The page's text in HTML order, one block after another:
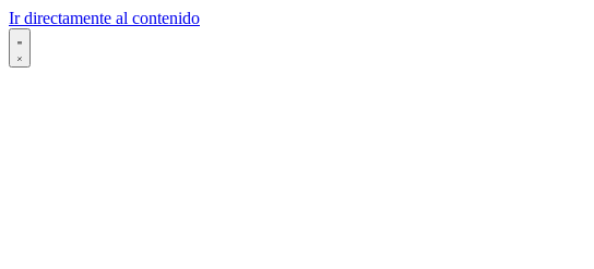
Ir directamente al contenido